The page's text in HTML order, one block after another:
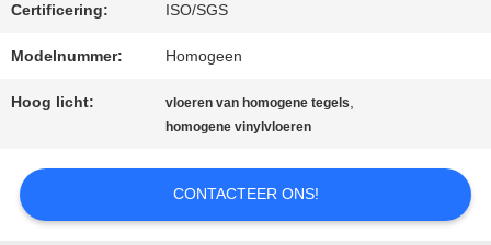
NEEM
CONTACT
ONS
Certificering: ISO/SGS
Modelnummer: Homogeen
Hoog licht: vloeren van homogene tegels,
homogene vinylvloeren
CONTACTEER ONS!